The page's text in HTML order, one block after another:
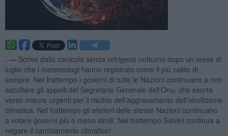
. — Scrivo dalla canicola senza refrigerio notturno dopo un mese di
luglio che i metereologi hanno registrato come il più caldo di
sempre. Nel frattempo i governi di tutte le Nazioni continuano a non
ascoltare gli appelli del Segretario Generale dell’Onu, che esorta
verso misure urgenti per il rischio dell’aggravamento dell’ebollizione
climatica. Nel frattempo gli elettori delle stesse Nazioni continuano
a votare governi più o meno simili. Nel frattempo Salvini continua a
negare il cambiamento climatico!